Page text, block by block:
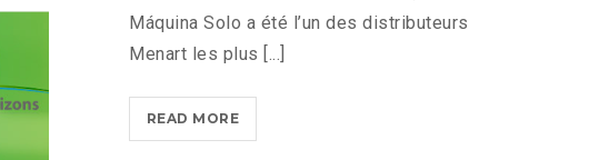
Máquina Solo a été l’un des distributeurs
Menart les plus [...]
READ MOREMENART
ACCUEILLE